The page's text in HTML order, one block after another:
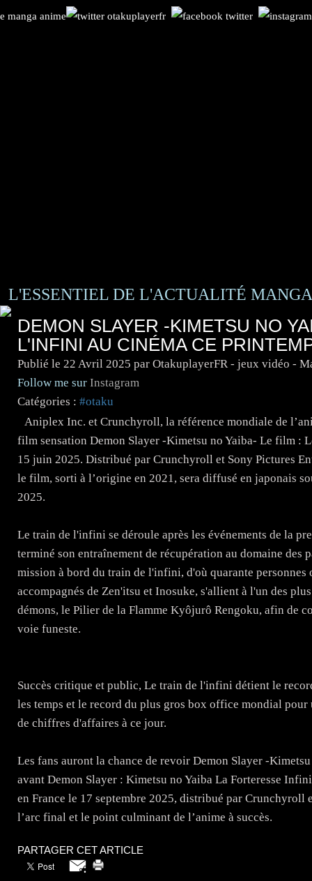
L'ESSENTIEL DE L'ACTUALITÉ
DEMON SLAYER -KIMETSU NO
L'INFINI AU CINÉMA CE
Publié le 22 Avril 2025 par OtakuplayerFR - jeux vidéo -
Follow me sur Instagram
Catégories : #otaku
Aniplex Inc. et Crunchyroll, la référence mondiale de
film sensation Demon Slayer -Kimetsu no Yaiba- Le film :
15 juin 2025. Distribué par Crunchyroll et Sony Pictures
le film, sorti à l’origine en 2021, sera diffusé en japonais
2025.
Le train de l'infini se déroule après les événements de la
terminé son entraînement de récupération au domaine des
mission à bord du train de l'infini, d'où quarante personnes
accompagnés de Zen'itsu et Inosuke, s'allient à l'un des
démons, le Pilier de la Flamme Kyôjurô Rengoku, afin de
voie funeste.
Succès critique et public, Le train de l'infini détient le
les temps et le record du plus gros box office mondial
de chiffres d'affaires à ce jour.
Les fans auront la chance de revoir Demon Slayer -
avant Demon Slayer : Kimetsu no Yaiba La Forteresse
en France le 17 septembre 2025, distribué par
l’arc final et le point culminant de l’anime à succès.
PARTAGER CET ARTICLE